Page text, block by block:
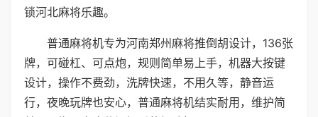
锁河北麻将乐趣。
普通麻将机专为河南郑州麻将推倒胡设计，136张
牌，可碰杠、可点炮，规则简单易上手，机器大按键
设计，操作不费劲，洗牌快速，不用久等，静音运
行，夜晚玩牌也安心，普通麻将机结实耐用，维护简